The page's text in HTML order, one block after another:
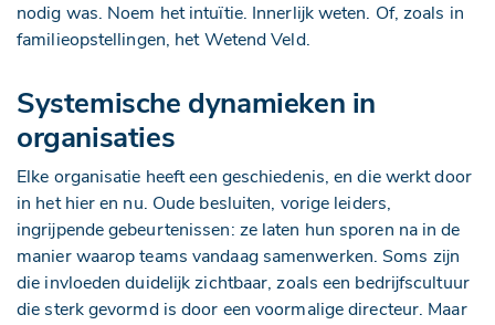
nodig was. Noem het intuïtie. Innerlijk weten. Of, zoals in
familieopstellingen, het Wetend Veld.
Systemische dynamieken in
organisaties
Elke organisatie heeft een geschiedenis, en die werkt door
in het hier en nu. Oude besluiten, vorige leiders,
ingrijpende gebeurtenissen: ze laten hun sporen na in de
manier waarop teams vandaag samenwerken. Soms zijn
die invloeden duidelijk zichtbaar, zoals een bedrijfscultuur
die sterk gevormd is door een voormalige directeur. Maar